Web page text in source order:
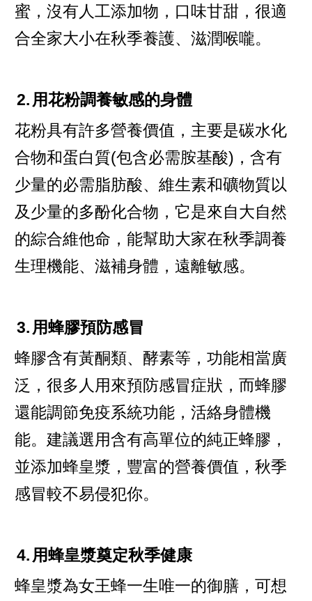
蜜，沒有人工添加物，口味甘甜，很適
合全家大小在秋季養護、滋潤喉嚨。
2.用花粉調養敏感的身體
花粉具有許多營養價值，主要是碳水化
合物和蛋白質(包含必需胺基酸)，含有
少量的必需脂肪酸、維生素和礦物質以
及少量的多酚化合物，它是來自大自然
的綜合維他命，能幫助大家在秋季調養
生理機能、滋補身體，遠離敏感。
3.用蜂膠預防感冒
蜂膠含有黃酮類、酵素等，功能相當廣
泛，很多人用來預防感冒症狀，而蜂膠
還能調節免疫系統功能，活絡身體機
能。建議選用含有高單位的純正蜂膠，
並添加蜂皇漿，豐富的營養價值，秋季
感冒較不易侵犯你。
4.用蜂皇漿奠定秋季健康
蜂皇漿為女王蜂一生唯一的御膳，可想